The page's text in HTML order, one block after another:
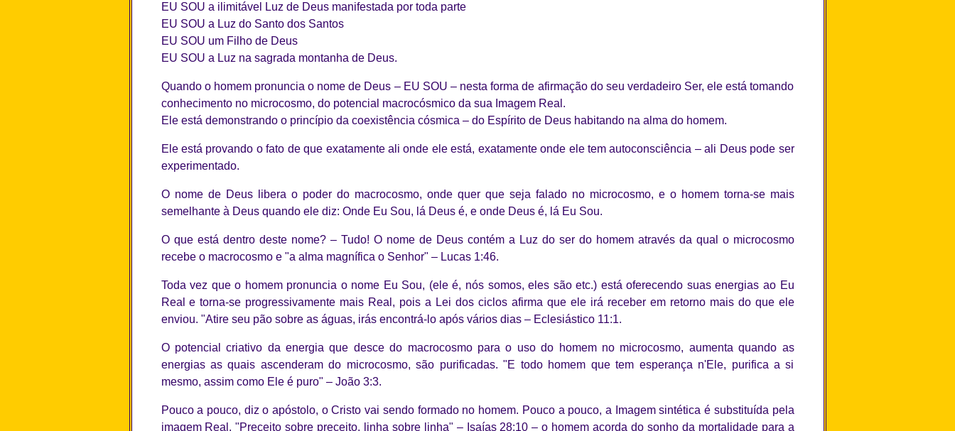
EU SOU a ilimitável Luz de Deus manifestada por toda parte
EU SOU a Luz do Santo dos Santos
EU SOU um Filho de Deus
EU SOU a Luz na sagrada montanha de Deus.
Quando o homem pronuncia o nome de Deus – EU SOU – nesta forma de afirmação do seu verdadeiro Ser, ele está tomando
conhecimento no microcosmo, do potencial macrocósmico da sua Imagem Real.
Ele está demonstrando o princípio da coexistência cósmica – do Espírito de Deus habitando na alma do homem.
Ele está provando o fato de que exatamente ali onde ele está, exatamente onde ele tem autoconsciência – ali Deus pode ser
experimentado.
O nome de Deus libera o poder do macrocosmo, onde quer que seja falado no microcosmo, e o homem torna-se mais
semelhante à Deus quando ele diz: Onde Eu Sou, lá Deus é, e onde Deus é, lá Eu Sou.
O que está dentro deste nome? – Tudo! O nome de Deus contém a Luz do ser do homem através da qual o microcosmo
recebe o macrocosmo e "a alma magnífica o Senhor" – Lucas 1:46.
Toda vez que o homem pronuncia o nome Eu Sou, (ele é, nós somos, eles são etc.) está oferecendo suas energias ao Eu
Real e torna-se progressivamente mais Real, pois a Lei dos ciclos afirma que ele irá receber em retorno mais do que ele
enviou. "Atire seu pão sobre as águas, irás encontrá-lo após vários dias – Eclesiástico 11:1.
O potencial criativo da energia que desce do macrocosmo para o uso do homem no microcosmo, aumenta quando as
energias as quais ascenderam do microcosmo, são purificadas. "E todo homem que tem esperança n'Ele, purifica a si
mesmo, assim como Ele é puro" – João 3:3.
Pouco a pouco, diz o apóstolo, o Cristo vai sendo formado no homem. Pouco a pouco, a Imagem sintética é substituída pela
imagem Real. "Preceito sobre preceito, linha sobre linha" – Isaías 28:10 – o homem acorda do sonho da mortalidade para a